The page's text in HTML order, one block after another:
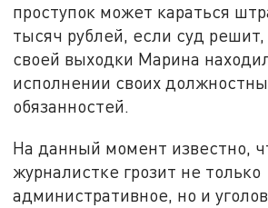
проступок может караться
тысяч рублей, если суд
своей выходки Марина
исполнении своих
обязанностей.
На данный момент известно,
журналистке грозит не только
административное, но и